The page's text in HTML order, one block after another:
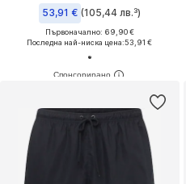
53,91 € (105,44 лв.³)
Първоначално: 69,90 €
Последна най-ниска цена:53,91 €